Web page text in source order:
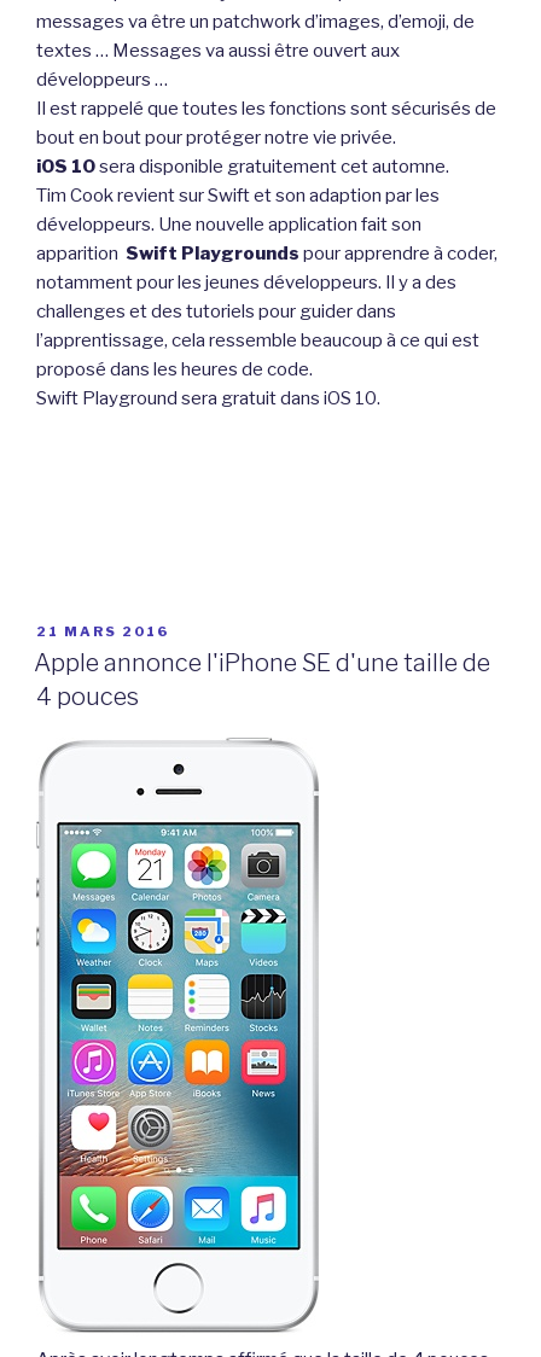
messages va être un patchwork d’images, d’emoji, de
textes … Messages va aussi être ouvert aux
développeurs …
Il est rappelé que toutes les fonctions sont sécurisés de
bout en bout pour protéger notre vie privée.
iOS 10sera disponible gratuitement cet automne.
Tim Cook revient sur Swift et son adaption par les
développeurs. Une nouvelle application fait son
apparition Swift Playgrounds pour apprendre à coder,
notamment pour les jeunes développeurs. Il y a des
challenges et des tutoriels pour guider dans
l’apprentissage, cela ressemble beaucoup à ce qui est
proposé dans les heures de code.
Swift Playground sera gratuit dans iOS 10.
PUBLIÉ
LE
21 MARS 2016
Apple annonce l'iPhone SE d'une taille de
4 pouces